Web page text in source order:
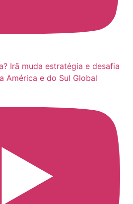
Irã muda estratégia e desafia
América e do Sul Global